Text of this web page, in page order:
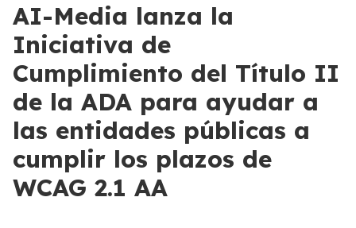
AI-Media lanza la
Iniciativa de
Cumplimiento del Título II
de la ADA para ayudar a
las entidades públicas a
cumplir los plazos de
WCAG 2.1 AA